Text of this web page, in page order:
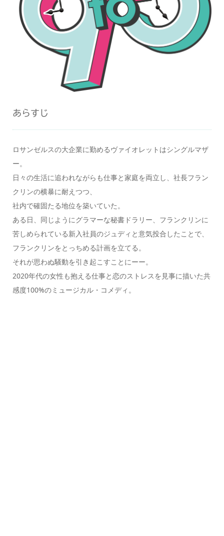
あらすじ
ロサンゼルスの⼤企業に勤めるヴァイオレットはシングルマザ
ー。
⽇々の⽣活に追われながらも仕事と家庭を両⽴し、社⻑フラン
クリンの横暴に耐えつつ、
社内で確固たる地位を築いていた。
ある⽇、同じようにグラマーな秘書ドラリー、フランクリンに
苦しめられている新⼊社員のジュディと意気投合したことで、
フランクリンをとっちめる計画を⽴てる。
それが思わぬ騒動を引き起こすことにーー。
2020年代の⼥性も抱える仕事と恋のストレスを見事に描いた共
感度100%のミュージカル・コメディ。